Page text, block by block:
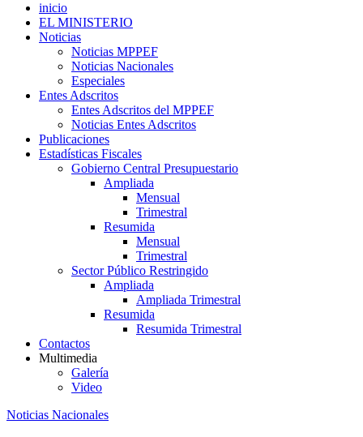
inicio
EL MINISTERIO
Noticias
Noticias MPPEF
Noticias Nacionales
Especiales
Entes Adscritos
Entes Adscritos del MPPEF
Noticias Entes Adscritos
Publicaciones
Estadísticas Fiscales
Gobierno Central Presupuestario
Ampliada
Mensual
Trimestral
Resumida
Mensual
Trimestral
Sector Público Restringido
Ampliada
Ampliada Trimestral
Resumida
Resumida Trimestral
Contactos
Multimedia
Galería
Video
Noticias Nacionales